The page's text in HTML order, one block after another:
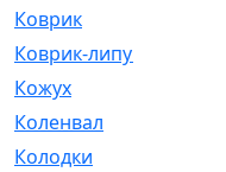
Коврик
Коврик-липучка
Кожух
Коленвал
Колодки